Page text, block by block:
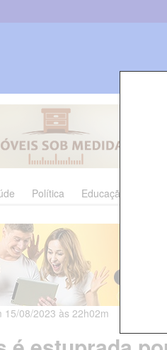
Política Educação
15/08/2023 às 22h02m